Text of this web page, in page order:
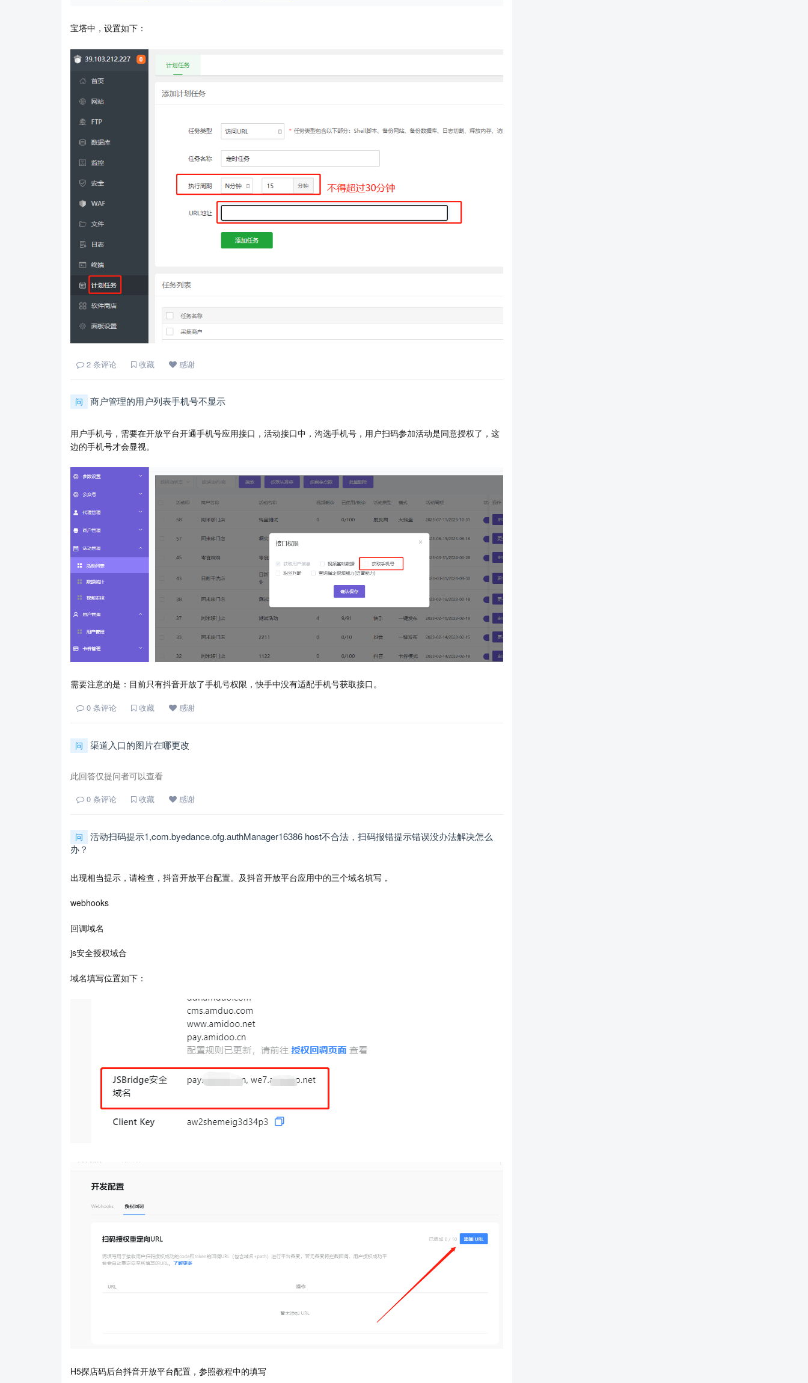
宝塔中，设置如下：
2 条评论 收藏 感谢
问 商户管理的用户列表手机号不显示
用户手机号，需要在开放平台开通手机号应用接口，活动接口中，沟选手机号，用户扫码参加活动是同意授权了，这
边的手机号才会显视。
需要注意的是：目前只有抖音开放了手机号权限，快手中没有适配手机号获取接口。
0 条评论 收藏 感谢
问 渠道入口的图片在哪更改
此回答仅提问者可以查看
0 条评论 收藏 感谢
问
活动扫码提示1,com.byedance.ofg.authManager16386 host不合法，扫码报错提示错误没办法解决怎么
办？
出现相当提示，请检查，抖音开放平台配置。及抖音开放平台应用中的三个域名填写，
webhooks
回调域名
js安全授权域合
域名填写位置如下：
H5探店码后台抖音开放平台配置，参照教程中的填写